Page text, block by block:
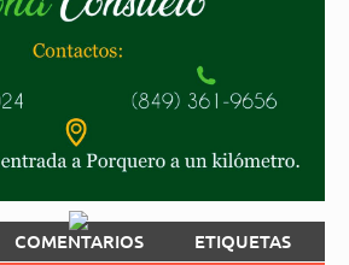
COMENTARIOS ETIQUETAS